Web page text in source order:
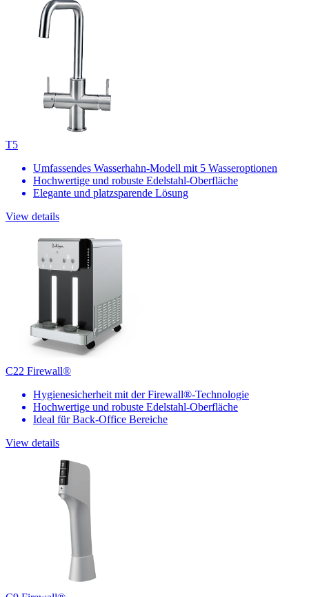
T5
Umfassendes Wasserhahn-Modell mit 5 Wasseroptionen
Hochwertige und robuste Edelstahl-Oberfläche
Elegante und platzsparende Lösung
View details
C22 Firewall®
Hygienesicherheit mit der Firewall®-Technologie
Hochwertige und robuste Edelstahl-Oberfläche
Ideal für Back-Office Bereiche
View details